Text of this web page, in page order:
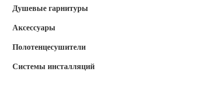
Душевые гарнитуры
Аксессуары
Полотенцесушители
Системы инсталляций